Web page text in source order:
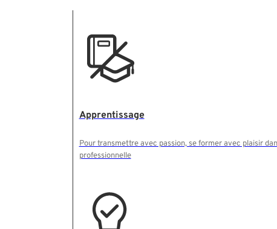
Apprentissage
Pour transmettre avec passion, se former avec plaisir
professionnelle